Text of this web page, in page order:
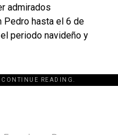
admirados
Pedro hasta el 6 de
periodo navideño y
CONTINUE READING.